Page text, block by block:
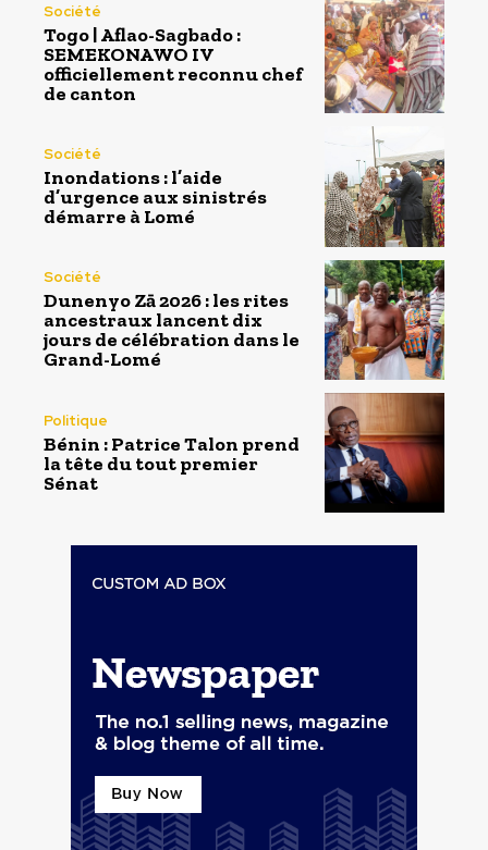
Société
Togo | Aflao-Sagbado :
SEMEKONAWO IV
officiellement reconnu chef
de canton
Société
Inondations : l’aide
d’urgence aux sinistrés
démarre à Lomé
Société
Dunenyo Zā 2026 : les rites
ancestraux lancent dix
jours de célébration dans le
Grand-Lomé
Politique
Bénin : Patrice Talon prend
la tête du tout premier
Sénat